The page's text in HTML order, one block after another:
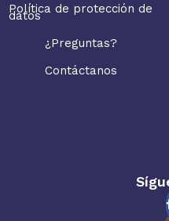
Política de protección de
datos
¿Preguntas?
Contáctanos